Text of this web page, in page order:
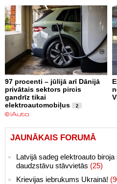
97 procenti – jūlijā arī Dānijā
privātais sektors pircis
gandrīz tikai
elektroautomobiļus
2
JAUNĀKAIS FORUMĀ
Latvijā sadeg elektroauto
daudzstāvu stāvvietās (25)
Krievijas iebrukums Ukrainā!